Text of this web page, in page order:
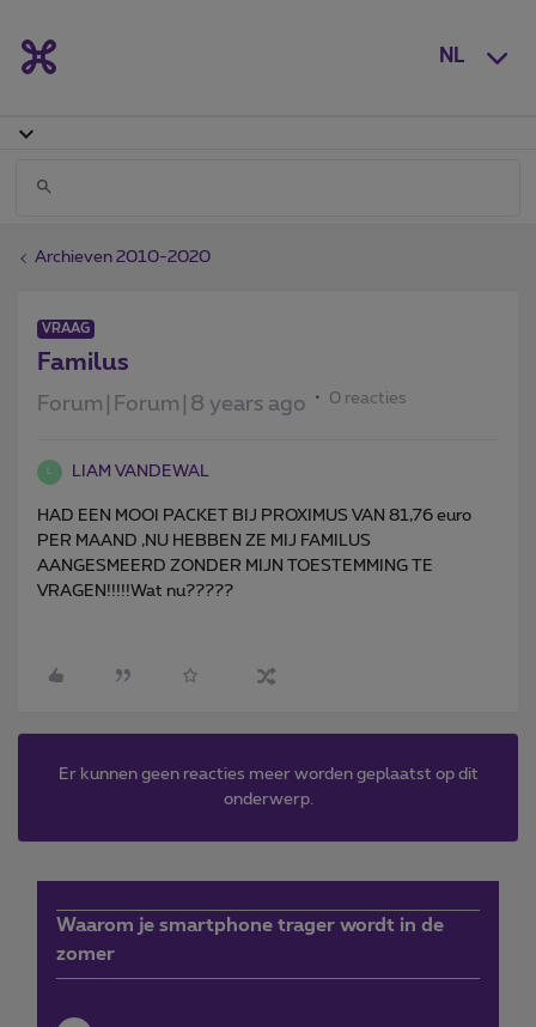
NL
Archieven 2010-2020
VRAAG
Familus
Forum|Forum|8 years ago 0 reacties
L LIAM VANDEWAL
HAD EEN MOOI PACKET BIJ PROXIMUS VAN 81,76 euro
PER MAAND ,NU HEBBEN ZE MIJ FAMILUS
AANGESMEERD ZONDER MIJN TOESTEMMING TE
VRAGEN!!!!!Wat nu?????
Er kunnen geen reacties meer worden geplaatst op dit
onderwerp.
Waarom je smartphone trager wordt in de
zomer